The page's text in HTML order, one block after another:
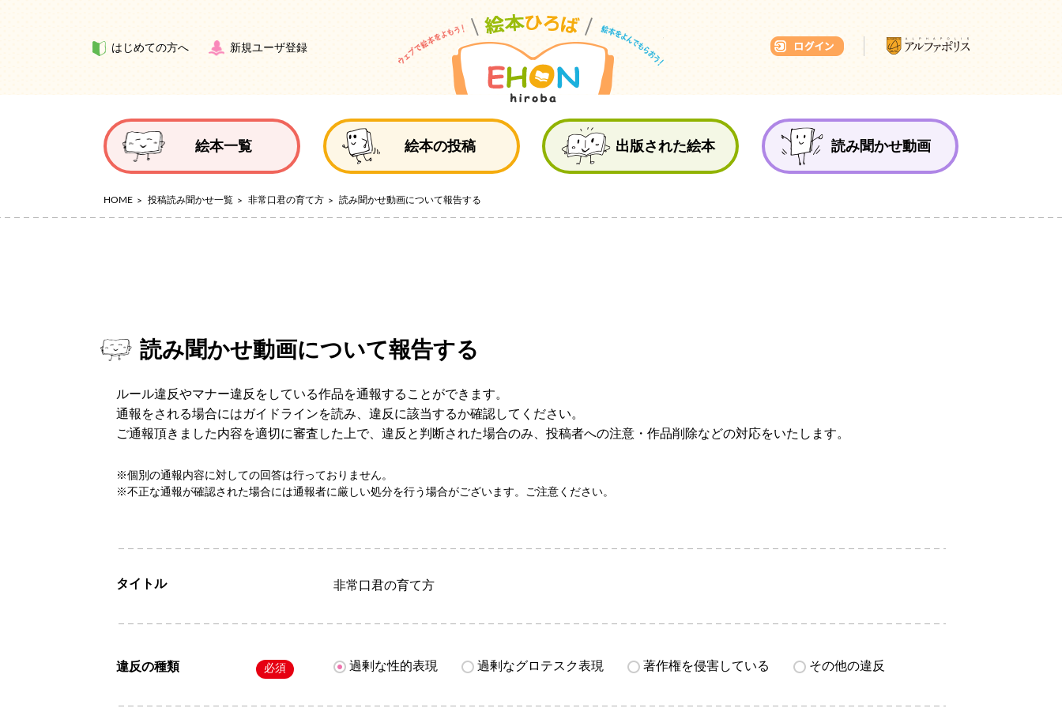
はじめての方へ 新規ユーザ登録
絵本一覧 絵本の投稿 出版された絵本 読み聞かせ動画
HOME 投稿読み聞かせ一覧 非常口君の育て方 読み聞かせ動画について報告する
読み聞かせ動画について報告する
ルール違反やマナー違反をしている作品を通報することができます。
通報をされる場合にはガイドラインを読み、違反に該当するか確認してください。
ご通報頂きました内容を適切に審査した上で、違反と判断された場合のみ、投稿者への注意・作品削除などの対応をいたします。
※個別の通報内容に対しての回答は行っておりません。
※不正な通報が確認された場合には通報者に厳しい処分を行う場合がございます。ご注意ください。
タイトル 非常口君の育て方
違反の種類 必須 過剰な性的表現 過剰なグロテスク表現 著作権を侵害している その他の違反